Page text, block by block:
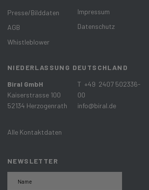
Presse/Bilddaten
AGB
Whistleblower
Impressum
Datenschutz
NIEDERLASSUNG DEUTSCHLAND
Biral GmbH
Kaiserstrasse 100
52134 Herzogenrath
Alle Kontaktdaten
T +49 2407 502336-
00
info@biral.de
NEWSLETTER